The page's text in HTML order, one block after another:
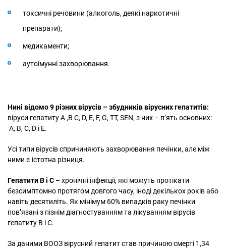
токсичні речовини (алкоголь, деякі наркотичні
препарати);
медикаменти;
аутоімунні захворювання.
Нині відомо 9 різних вірусів – збудників вірусних гепатитів:
віруси гепатиту А ,В С, D, E, F, G, TT, SEN, з них – п’ять основних:
А, В, С, D і Е.
Усі типи вірусів спричиняють захворювання печінки, але між
ними є істотна різниця.
Гепатити B і C – хронічні інфекції, які можуть протікати
безсимптомно протягом довгого часу, іноді декількох років або
навіть десятиліть. Як мінімум 60% випадків раку печінки
пов’язані з пізнім діагностуванням та лікуванням вірусів
гепатиту В і С.
За даними ВООЗ вірусний гепатит став причиною смерті 1,34